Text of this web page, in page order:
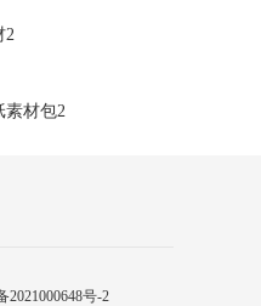
2
素材包2
2021000648号-2